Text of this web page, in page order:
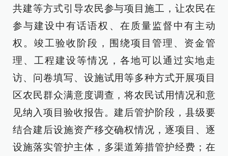
共建等方式引导农民参与项目施工，让农民在
参与建设中有话语权、在质量监督中有主动
权。竣工验收阶段，围绕项目管理、资金管
理、工程建设等情况，各地可以通过实地走
访、问卷填写、设施试用等多种方式开展项目
区农民群众满意度调查，将农民试用情况和意
见纳入项目验收报告。建后管护阶段，县级要
结合建后设施资产移交确权情况，逐项目、逐
设施落实管护主体，多渠道筹措管护经费；在